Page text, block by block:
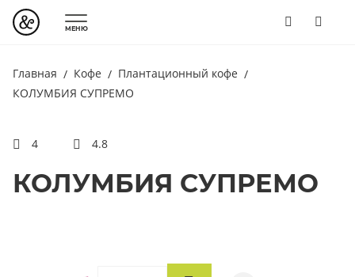
МЕНЮ
Главная Кофе
Плантационный кофе
КОЛУМБИЯ СУПРЕМО
4 4.8
КОЛУМБИЯ СУПРЕМО